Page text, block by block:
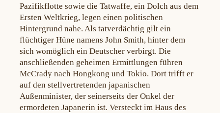
Pazifikflotte sowie die Tatwaffe, ein Dolch aus dem
Ersten Weltkrieg, legen einen politischen
Hintergrund nahe. Als tatverdächtig gilt ein
flüchtiger Hüne namens John Smith, hinter dem
sich womöglich ein Deutscher verbirgt. Die
anschließenden geheimen Ermittlungen führen
McCrady nach Hongkong und Tokio. Dort trifft er
auf den stellvertretenden japanischen
Außenminister, der seinerseits der Onkel der
ermordeten Japanerin ist. Versteckt im Haus des